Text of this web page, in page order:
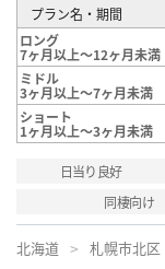
プラン名・期間
ロング
7ヶ月以上～12ヶ月未満
ミドル
3ヶ月以上～7ヶ月未満
ショート
1ヶ月以上～3ヶ月未満
日当り良好
同棲向け
北海道 札幌市北区